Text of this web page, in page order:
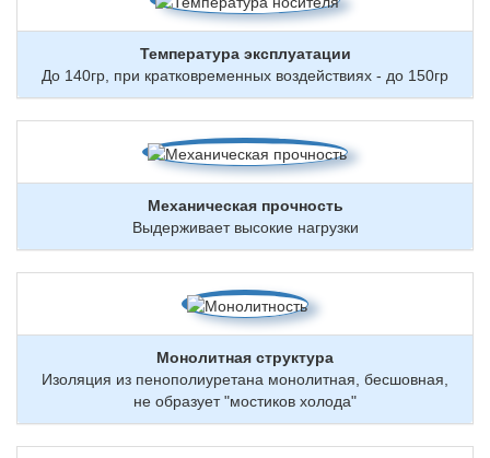
Температура эксплуатации
До 140гр, при кратковременных воздействиях - до 150гр
Механическая прочность
Выдерживает высокие нагрузки
Монолитная структура
Изоляция из пенополиуретана монолитная, бесшовная,
не образует "мостиков холода"